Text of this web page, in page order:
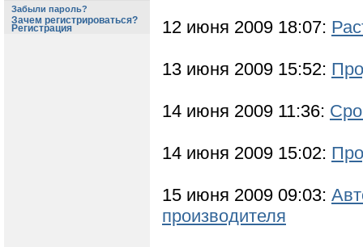
Забыли пароль?
Зачем регистрироваться?
Регистрация 12 июня 2009 18:07:
13 июня 2009 15:52:
14 июня 2009 11:36:
14 июня 2009 15:02:
15 июня 2009 09:03:
производителя